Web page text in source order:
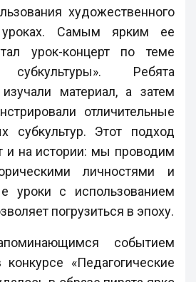
художественного
уроках. Самым ярким ее
урок-концерт по теме
Ребята
изучали материал, а затем
отличительные
субкультур. Этот подход
и на истории: мы проводим
личностями и
уроки с использованием
погрузиться в эпоху.
событием
«Педагогические